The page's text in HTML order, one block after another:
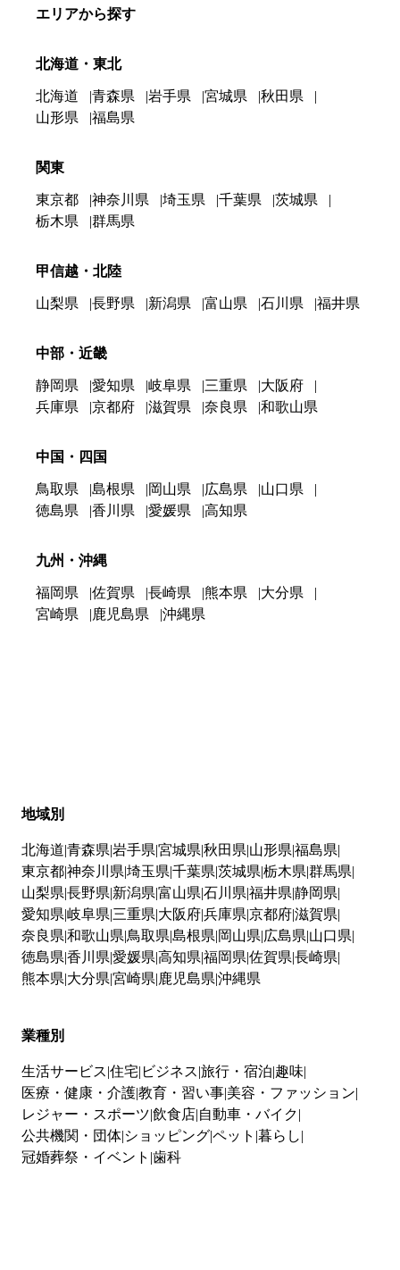
エリアから探す
北海道・東北
北海道 青森県 岩手県 宮城県
秋田県
山形県
福島県
関東
東京都 神奈川県 埼玉県 千葉県
茨城県
栃木県
群馬県
甲信越・北陸
山梨県 長野県 新潟県 富山県 石川県 福井県
中部・近畿
静岡県 愛知県 岐阜県 三重県
大阪府
兵庫県
京都府 滋賀県 奈良県 和歌山県
中国・四国
鳥取県 島根県 岡山県 広島県
山口県
徳島県
香川県 愛媛県 高知県
九州・沖縄
福岡県 佐賀県 長崎県 熊本県
大分県
宮崎県
鹿児島県 沖縄県
地域別
北海道 青森県 岩手県 宮城県 秋田県 山形県 福島県
東京都神奈川県 埼玉県 千葉県 茨城県 栃木県 群馬県
山梨県 長野県 新潟県 富山県 石川県 福井県 静岡県
愛知県 岐阜県 三重県 大阪府兵庫県 京都府滋賀県
奈良県 和歌山県 鳥取県 島根県 岡山県 広島県 山口県
徳島県 香川県 愛媛県 高知県 福岡県 佐賀県 長崎県
熊本県 大分県 宮崎県 鹿児島県 沖縄県
業種別
生活サービス 住宅 ビジネス 旅行・宿泊 趣味
医療・健康・介護教育・習い事 美容・ファッション
レジャー・スポーツ 飲食店 自動車・バイク
公共機関・団体 ショッピングペット 暮らし
冠婚葬祭・イベント 歯科